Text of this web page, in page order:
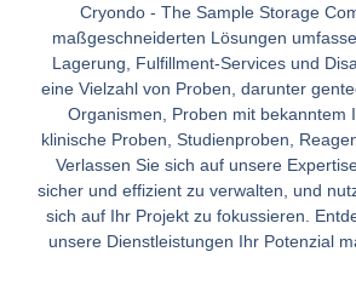
Cryondo - The Sample Storage
maßgeschneiderten Lösungen
Lagerung, Fulfillment-Services und
eine Vielzahl von Proben, darunter
Organismen, Proben mit bekanntem
klinische Proben, Studienproben,
Verlassen Sie sich auf unsere
sicher und effizient zu verwalten, und
sich auf Ihr Projekt zu fokussieren.
unsere Dienstleistungen Ihr Potenzial